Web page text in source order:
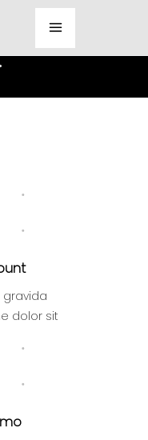
gravida
dolor sit